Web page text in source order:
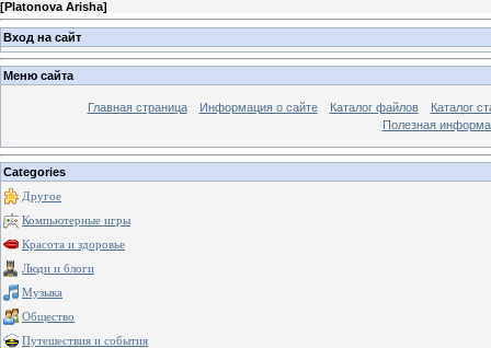
[Platonova Arisha]
Вход на сайт
Меню сайта
Главная страница Информация о сайте Каталог файлов
Каталог
Полезная
Categories
Другое
Компьютерные игры
Красота и здоровье
Люди и блоги
Музыка
Общество
Путешествия и события